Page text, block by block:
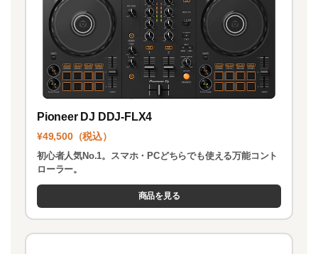
Pioneer DJ DDJ-FLX4
¥49,500（税込）
初心者人気No.1。スマホ・PCどちらでも使える万能コント
ローラー。
商品を見る